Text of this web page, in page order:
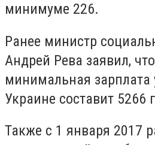
минимуме 226.
Ранее министр
Андрей Рева заявил,
минимальная зарплата
Украине составит 5266
Также с 1 января 2017